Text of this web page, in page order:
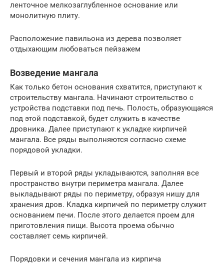
ленточное мелкозаглубленное основание или
монолитную плиту.
Расположение павильона из дерева позволяет
отдыхающим любоваться пейзажем
Возведение мангала
Как только бетон основания схватится, приступают к
строительству мангала. Начинают строительство с
устройства подставки под печь. Полость, образующаяся
под этой подставкой, будет служить в качестве
дровника. Далее приступают к укладке кирпичей
мангала. Все ряды выполняются согласно схеме
порядовой укладки.
Первый и второй ряды укладываются, заполняя все
пространство внутри периметра мангала. Далее
выкладывают ряды по периметру, образуя нишу для
хранения дров. Кладка кирпичей по периметру служит
основанием печи. После этого делается проем для
приготовления пищи. Высота проема обычно
составляет семь кирпичей.
Порядовки и сечения мангала из кирпича